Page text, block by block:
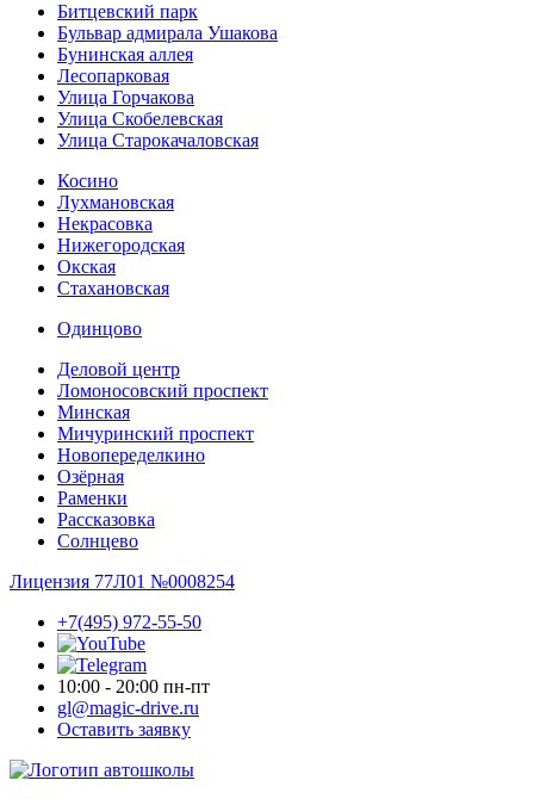
Битцевский парк
Бульвар адмирала Ушакова
Бунинская аллея
Лесопарковая
Улица Горчакова
Улица Скобелевская
Улица Старокача­ловская
Косино
Лухмановская
Некрасовка
Нижегородская
Окская
Стахановская
Одинцово
Деловой центр
Ломоносовский проспект
Минская
Мичуринский проспект
Новопере­делкино
Озёрная
Раменки
Рассказовка
Солнцево
Лицензия 77Л01 №0008254
+7(495) 972-55-50
10:00 - 20:00 пн-пт
gl@magic-drive.ru
Оставить заявку